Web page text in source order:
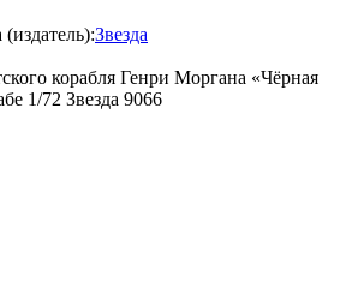
Звезда
корабля Генри Моргана «Чёрная
1/72 Звезда 9066